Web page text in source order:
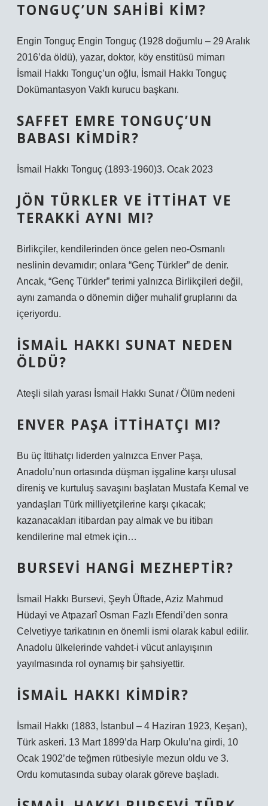
TONGUÇ’UN SAHIBI KIM?
Engin Tonguç Engin Tonguç (1928 doğumlu – 29 Aralık
2016’da öldü), yazar, doktor, köy enstitüsü mimarı
İsmail Hakkı Tonguç’un oğlu, İsmail Hakkı Tonguç
Dokümantasyon Vakfı kurucu başkanı.
SAFFET EMRE TONGUÇ’UN
BABASI KIMDIR?
İsmail Hakkı Tonguç (1893-1960)3. Ocak 2023
JÖN TÜRKLER VE İTTIHAT VE
TERAKKI AYNI MI?
Birlikçiler, kendilerinden önce gelen neo-Osmanlı
neslinin devamıdır; onlara “Genç Türkler” de denir.
Ancak, “Genç Türkler” terimi yalnızca Birlikçileri değil,
aynı zamanda o dönemin diğer muhalif gruplarını da
içeriyordu.
İSMAIL HAKKI SUNAT NEDEN
ÖLDÜ?
Ateşli silah yarası İsmail Hakkı Sunat / Ölüm nedeni
ENVER PAŞA ITTIHATÇI MI?
Bu üç İttihatçı liderden yalnızca Enver Paşa,
Anadolu’nun ortasında düşman işgaline karşı ulusal
direniş ve kurtuluş savaşını başlatan Mustafa Kemal ve
yandaşları Türk milliyetçilerine karşı çıkacak;
kazanacakları itibardan pay almak ve bu itibarı
kendilerine mal etmek için…
BURSEVI HANGI MEZHEPTIR?
İsmail Hakkı Bursevi, Şeyh Üftade, Aziz Mahmud
Hüdayi ve Atpazarî Osman Fazlı Efendi’den sonra
Celvetiyye tarikatının en önemli ismi olarak kabul edilir.
Anadolu ülkelerinde vahdet-i vücut anlayışının
yayılmasında rol oynamış bir şahsiyettir.
İSMAIL HAKKI KIMDIR?
İsmail Hakkı (1883, İstanbul – 4 Haziran 1923, Keşan),
Türk askeri. 13 Mart 1899’da Harp Okulu’na girdi, 10
Ocak 1902’de teğmen rütbesiyle mezun oldu ve 3.
Ordu komutasında subay olarak göreve başladı.